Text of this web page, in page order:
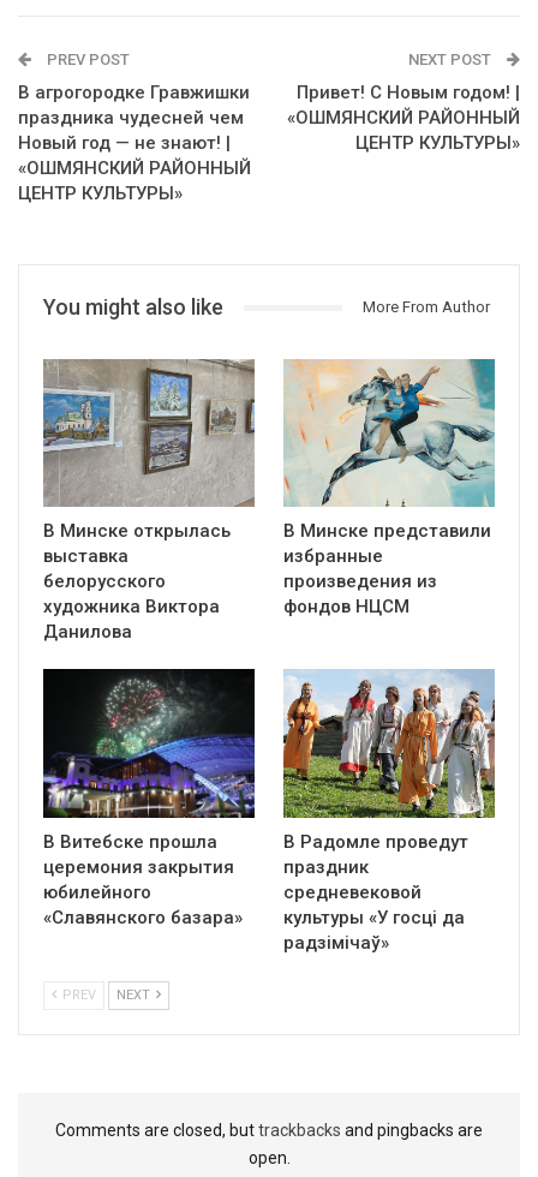
PREV POST
В агрогородке Гравжишки
праздника чудесней чем
Новый год — не знают! |
«ОШМЯНСКИЙ РАЙОННЫЙ
ЦЕНТР КУЛЬТУРЫ»
NEXT POST
Привет! С Новым годом! |
«ОШМЯНСКИЙ РАЙОННЫЙ
ЦЕНТР КУЛЬТУРЫ»
You might also like More From Author
В Минске открылась
выставка
белорусского
художника Виктора
Данилова
В Минске представили
избранные
произведения из
фондов НЦСМ
В Витебске прошла
церемония закрытия
юбилейного
«Славянского базара»
В Радомле проведут
праздник
средневековой
культуры «У госці да
радзімічаў»
PREV NEXT
Comments are closed, buttrackbacks and pingbacks are
open.